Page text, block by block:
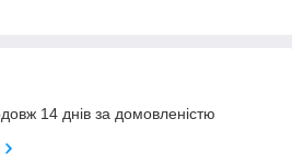
14 днів за домовленістю